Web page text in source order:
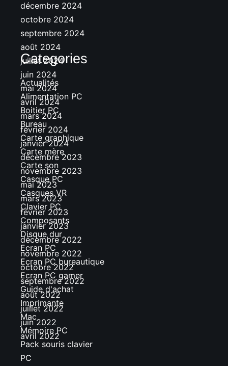
décembre 2024
octobre 2024
septembre 2024
août 2024
juillet 2024
juin 2024
mai 2024
avril 2024
mars 2024
février 2024
janvier 2024
décembre 2023
novembre 2023
mai 2023
mars 2023
février 2023
janvier 2023
décembre 2022
novembre 2022
octobre 2022
septembre 2022
août 2022
juillet 2022
juin 2022
avril 2022
Categories
Actualités
Alimentation PC
Boitier PC
Bureau
Carte graphique
Carte mère
Carte son
Casque PC
Casques VR
Clavier PC
Composants
Disque dur
Ecran PC
Ecran PC bureautique
Ecran PC gamer
Guide d'achat
Imprimante
Mac
Mémoire PC
Pack souris clavier
PC